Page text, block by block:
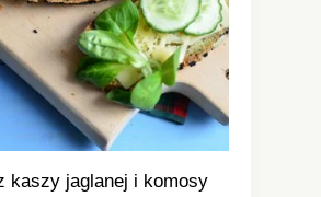
kaszy jaglanej i komosy